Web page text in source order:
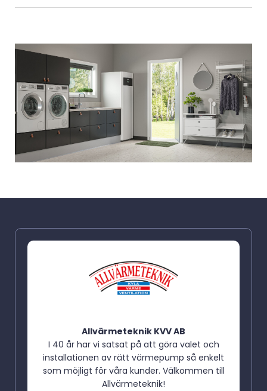
Allvärmeteknik KVV AB
I 40 år har vi satsat på att göra valet och
installationen av rätt värmepump så enkelt
som möjligt för våra kunder. Välkommen till
Allvärmeteknik!